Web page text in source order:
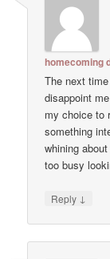
homecoming
The next
disappoint
my choice to
something
whining
too busy
Reply ↓